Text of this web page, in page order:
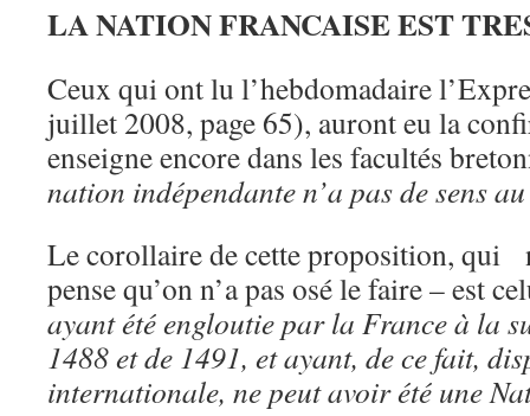
LA NATION FRANCAISE EST
Ceux qui ont lu l’hebdomadaire
juillet 2008, page 65), auront eu la
enseigne encore dans les facultés
nation indépendante n’a pas de sens
Le corollaire de cette proposition, qui
pense qu’on n’a pas osé le faire – est
ayant été engloutie par la France à la
1488 et de 1491, et ayant, de ce fait,
internationale, ne peut avoir été une